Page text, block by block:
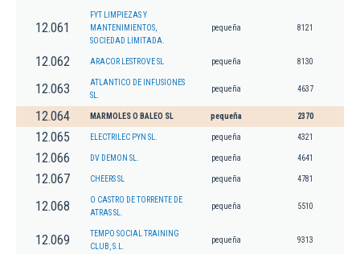
12.061
FYT LIMPIEZAS Y
MANTENIMIENTOS,
SOCIEDAD LIMITADA.
pequeña 8121
12.062 ARACOR LESTROVE SL pequeña 8130
12.063
ATLANTICO DE INFUSIONES
SL.
pequeña 4637
12.064 MARMOLES O BALEO SL pequeña 2370
12.065 ELECTRILEC PYN SL. pequeña 4321
12.066 DV DEMON SL. pequeña 4641
12.067 CHEERS SL pequeña 4781
12.068
O CASTRO DE TORRENTE DE
ATRAS SL.
pequeña 5510
12.069
TEMPO SOCIAL TRAINING
CLUB, S.L.
pequeña 9313